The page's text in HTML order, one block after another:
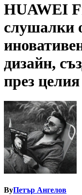
HUAWEI
слушалки
дизайн,
през
ByПетър Ангелов